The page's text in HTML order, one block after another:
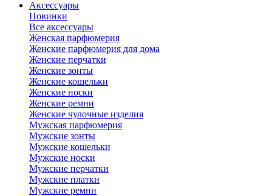
Аксессуары
Новинки
Все аксессуары
Женская парфюмерия
Женские парфюмерия для дома
Женские перчатки
Женские зонты
Женские кошельки
Женские носки
Женские ремни
Женские чулочные изделия
Мужская парфюмерия
Мужские зонты
Мужские кошельки
Мужские носки
Мужские перчатки
Мужские платки
Мужские ремни